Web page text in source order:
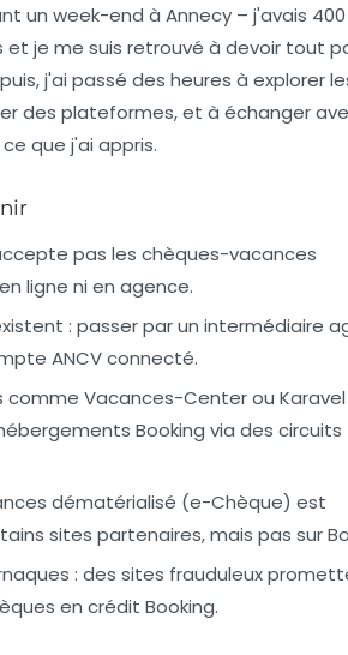
un week-end à Annecy – j'avais
je me suis retrouvé à devoir tout
j'ai passé des heures à explorer
des plateformes, et à échanger
que j'ai appris.
pas les chèques-vacances
ligne ni en agence.
: passer par un intermédiaire
ANCV connecté.
comme Vacances-Center ou Karavel
Booking via des circuits
dématérialisé (e-Chèque) est
sites partenaires, mais pas sur
: des sites frauduleux
en crédit Booking.